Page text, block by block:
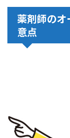
薬剤師の
意点